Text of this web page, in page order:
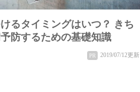
るタイミングはいつ？ きち
防するための基礎知識
PR 2019/07/12更新